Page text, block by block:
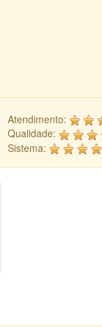
Atendimento:
Qualidade:
Sistema: